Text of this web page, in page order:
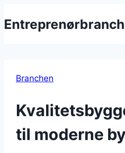
til
Branchen
til moderne